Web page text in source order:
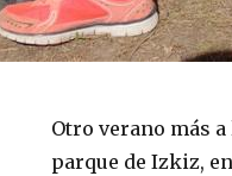
Otro verano más
parque de Izkiz,